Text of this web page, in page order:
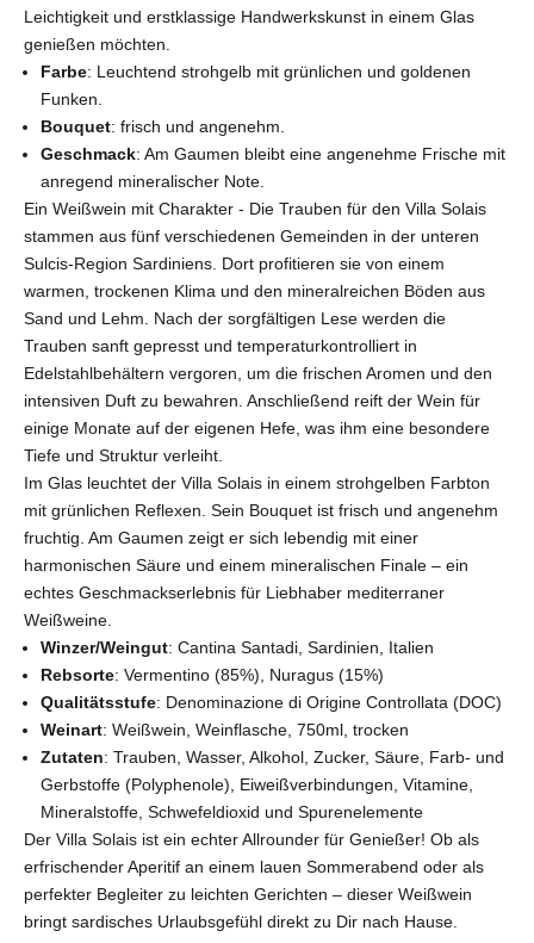
Leichtigkeit und erstklassige Handwerkskunst in einem Glas
genießen möchten.
Farbe: Leuchtend strohgelb mit grünlichen und goldenen
Funken.
Bouquet: frisch und angenehm.
Geschmack: Am Gaumen bleibt eine angenehme Frische mit
anregend mineralischer Note.
Ein Weißwein mit Charakter - Die Trauben für den Villa Solais
stammen aus fünf verschiedenen Gemeinden in der unteren
Sulcis-Region Sardiniens. Dort profitieren sie von einem
warmen, trockenen Klima und den mineralreichen Böden aus
Sand und Lehm. Nach der sorgfältigen Lese werden die
Trauben sanft gepresst und temperaturkontrolliert in
Edelstahlbehältern vergoren, um die frischen Aromen und den
intensiven Duft zu bewahren. Anschließend reift der Wein für
einige Monate auf der eigenen Hefe, was ihm eine besondere
Tiefe und Struktur verleiht.
Im Glas leuchtet der Villa Solais in einem strohgelben Farbton
mit grünlichen Reflexen. Sein Bouquet ist frisch und angenehm
fruchtig. Am Gaumen zeigt er sich lebendig mit einer
harmonischen Säure und einem mineralischen Finale – ein
echtes Geschmackserlebnis für Liebhaber mediterraner
Weißweine.
Winzer/Weingut: Cantina Santadi, Sardinien , Italien
Rebsorte: Vermentino (85%), Nuragus (15%)
Qualitätsstufe: Denominazione di Origine Controllata (DOC)
Weinart: Weißwein, Weinflasche, 750ml, trocken
Zutaten: Trauben, Wasser, Alkohol, Zucker, Säure, Farb- und
Gerbstoffe (Polyphenole), Eiweißverbindungen, Vitamine,
Mineralstoffe, Schwefeldioxid und Spurenelemente
Der Villa Solais ist ein echter Allrounder für Genießer! Ob als
erfrischender Aperitif an einem lauen Sommerabend oder als
perfekter Begleiter zu leichten Gerichten – dieser Weißwein
bringt sardisches Urlaubsgefühl direkt zu Dir nach Hause.